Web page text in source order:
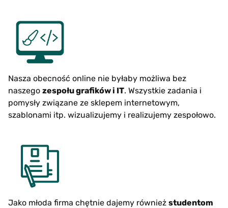
Nasza obecność online nie byłaby możliwa bez
naszego zespołu grafików i IT. Wszystkie zadania i
pomysły związane ze sklepem internetowym,
szablonami itp. wizualizujemy i realizujemy zespołowo.
Jako młoda firma chętnie dajemy również studentom